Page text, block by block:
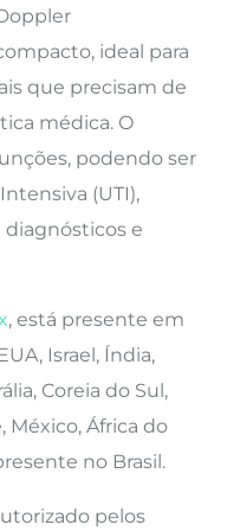
ideal para
que precisam de
médica. O
podendo ser
(UTI),
e
, está presente em
Israel, Índia,
Coreia do Sul,
México, África do
no Brasil.
pelos